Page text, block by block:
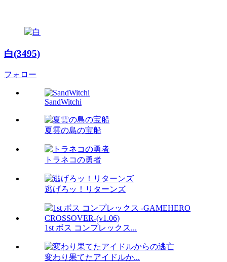
白(3495)
フォロー
SandWitchi
夏雲の島の宝船
トラネコの勇者
逃げろッ！リターンズ
1st ボス コンプレックス...
変わり果てたアイドルか...